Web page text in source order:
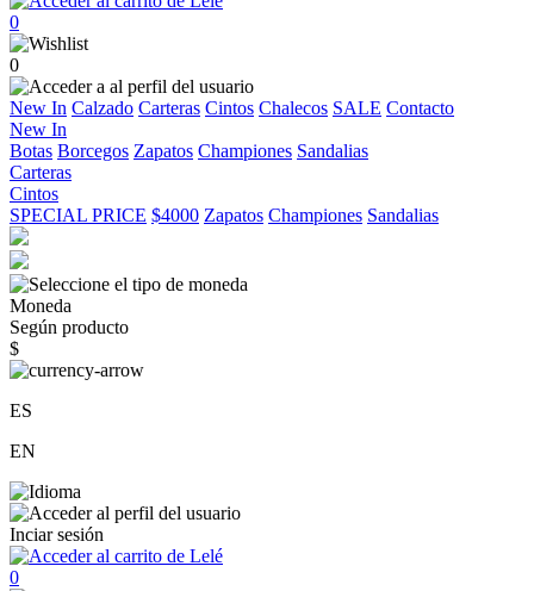
0
0
New In Calzado Carteras Cintos Chalecos SALE Contacto
New In
Botas Borcegos Zapatos Championes Sandalias
Carteras
Cintos
SPECIAL PRICE $4000 Zapatos Championes Sandalias
Moneda
Según producto
$
ES
EN
Inciar sesión
0